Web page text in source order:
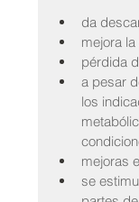
da
mejora
pérdida
a pesar
los
mejoras
se